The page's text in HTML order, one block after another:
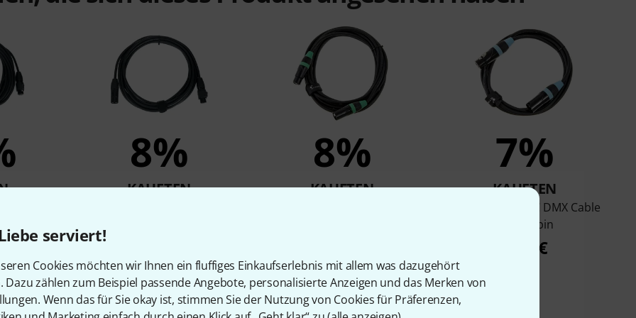
serviert!
Cookies möchten wir Ihnen ein fluffiges Einkaufserlebnis mit allem was dazugehört
Dazu zählen zum Beispiel passende Angebote, personalisierte Anzeigen und das Merken von
Wenn das für Sie okay ist, stimmen Sie der Nutzung von Cookies für Präferenzen,
8%
KAUFTEN
8%
KAUFTEN
7%
KAUFTEN
Stairville PDC3CC DMX Cable
2,0 m 3 pin
6,90 €
Vergleichen